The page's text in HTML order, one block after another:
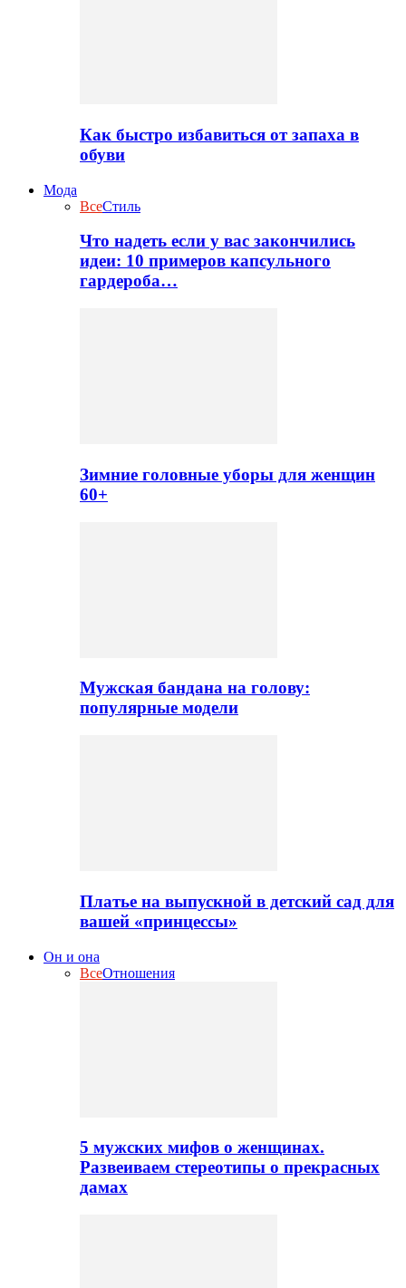
Как быстро избавиться от запаха в
обуви
Мода
ВсеСтиль
Что надеть если у вас закончились
идеи: 10 примеров капсульного
гардероба…
Зимние головные уборы для женщин
60+
Мужская бандана на голову:
популярные модели
Платье на выпускной в детский сад для
вашей «принцессы»
Он и она
ВсеОтношения
5 мужских мифов о женщинах.
Развеиваем стереотипы о прекрасных
дамах